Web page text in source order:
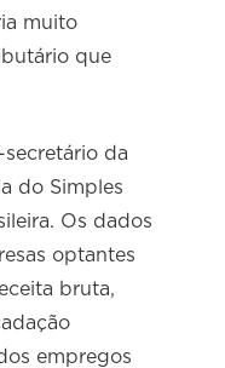
muito
que
secretário da
do Simples
Os dados
optantes
bruta,
empregos